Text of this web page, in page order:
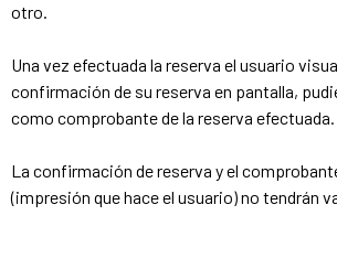
otro.
Una vez efectuada la reserva el usuario
confirmación de su reserva en pantalla,
como comprobante de la reserva efectuada.
La confirmación de reserva y el
(impresión que hace el usuario) no tendrán